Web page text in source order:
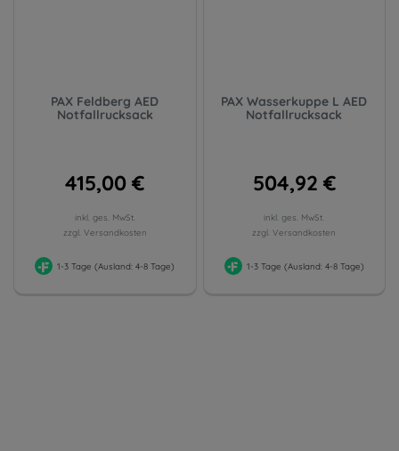
PAX Feldberg AED
Notfallrucksack
415,00 €
inkl. ges. MwSt.
zzgl. Versandkosten
1-3 Tage (Ausland: 4-8 Tage)
PAX Wasserkuppe L AED
Notfallrucksack
504,92 €
inkl. ges. MwSt.
zzgl. Versandkosten
1-3 Tage (Ausland: 4-8 Tage)